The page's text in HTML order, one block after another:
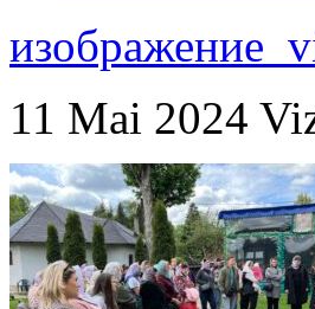
11 Mai 2024